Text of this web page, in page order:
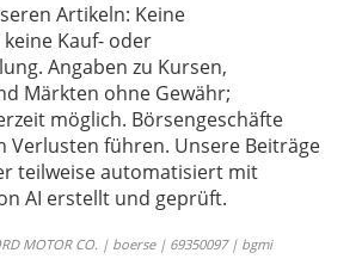
Artikeln: Keine
Kauf- oder
Angaben zu Kursen,
Märkten ohne Gewähr;
möglich. Börsengeschäfte
Verlusten führen. Unsere Beiträge
teilweise automatisiert mit
AI erstellt und geprüft.
MOTOR CO. | boerse | 69350097 | bgmi